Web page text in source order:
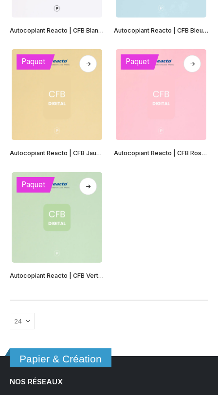
Autocopiant Reacto | CFB Blanc | Digital Autocopiant Reacto | CFB Bleu | Digital
Paquet
Autocopiant Reacto | CFB Jaune | Digital
Paquet
Autocopiant Reacto | CFB Rose | Digital
Paquet
Autocopiant Reacto | CFB Vert | Digital
Papier & Création
NOS RÉSEAUX